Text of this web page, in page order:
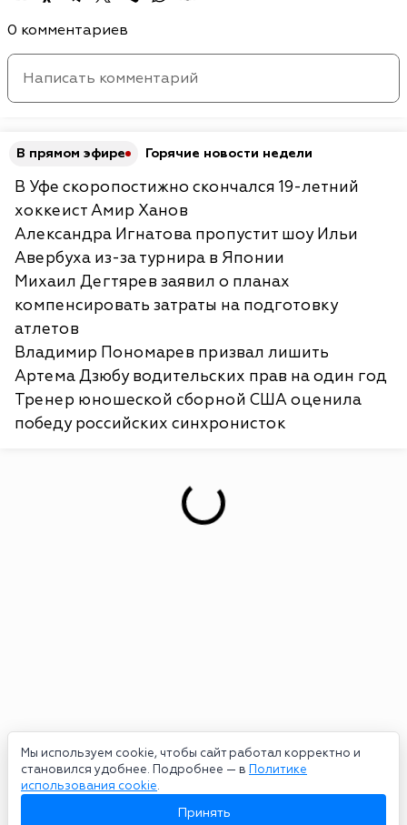
Мы используем cookie, чтобы сайт работал корректно и
становился удобнее. Подробнее — в Политике
использования cookie.
Принять
0 комментариев
В прямом эфире Горячие новости недели
В Уфе скоропостижно скончался 19-летний
хоккеист Амир Ханов
Александра Игнатова пропустит шоу Ильи
Авербуха из-за турнира в Японии
Михаил Дегтярев заявил о планах
компенсировать затраты на подготовку
атлетов
Владимир Пономарев призвал лишить
Артема Дзюбу водительских прав на один год
Тренер юношеской сборной США оценила
победу российских синхронисток